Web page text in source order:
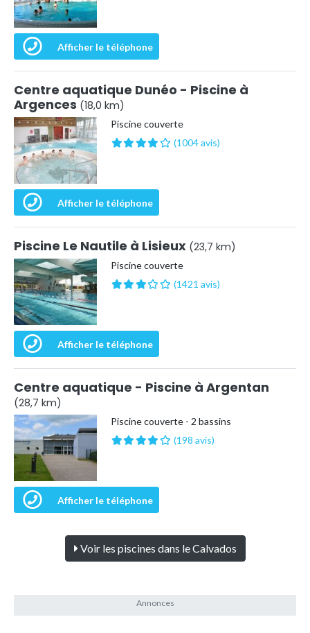
Afficher le téléphone
Centre aquatique Dunéo - Piscine à
Argences (18,0 km)
Piscine couverte
(1004 avis)
Afficher le téléphone
Piscine Le Nautile à Lisieux (23,7 km)
Piscine couverte
(1421 avis)
Afficher le téléphone
Centre aquatique - Piscine à Argentan
(28,7 km)
Piscine couverte - 2 bassins
(198 avis)
Afficher le téléphone
Voir les piscines dans le Calvados